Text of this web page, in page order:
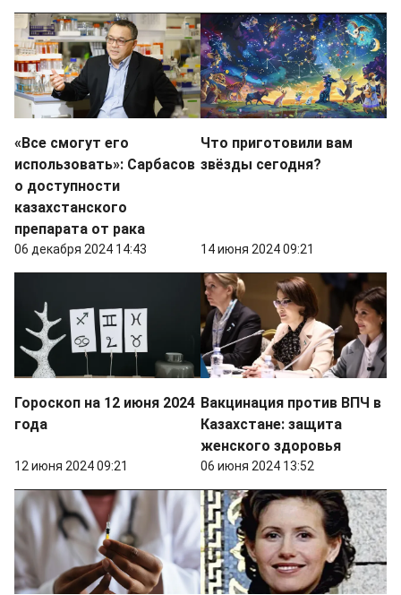
«Все смогут его
использовать»: Сарбасов
о доступности
казахстанского
препарата от рака
06 декабря 2024 14:43
Что приготовили вам
звёзды сегодня?
14 июня 2024 09:21
Гороскоп на 12 июня 2024
года
12 июня 2024 09:21
Вакцинация против ВПЧ в
Казахстане: защита
женского здоровья
06 июня 2024 13:52